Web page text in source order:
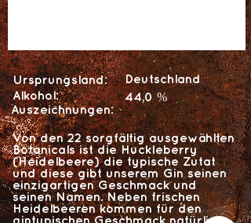
Ursprungsland:
Deutschland
Alkohol:
44,0 %
Auszeichnungen:
Von den 22 sorgfältig ausgewählten
Botanicals ist die Huckleberry
(Heidelbeere) die typische Zutat
und diese gibt unserem Gin seinen
einzigartigen Geschmack und
seinen Namen. Neben frischen
Heidelbeeren kommen für den